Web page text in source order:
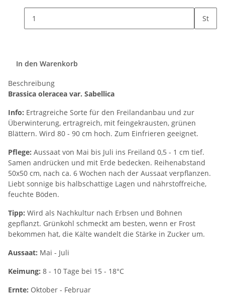
St
In den Warenkorb
Beschreibung
Brassica oleracea var. Sabellica
Info: Ertragreiche Sorte für den Freilandanbau und zur
Überwinterung, ertragreich, mit feingekrausten, grünen
Blättern. Wird 80 - 90 cm hoch. Zum Einfrieren geeignet.
Pflege: Aussaat von Mai bis Juli ins Freiland 0,5 - 1 cm tief.
Samen andrücken und mit Erde bedecken. Reihenabstand
50x50 cm, nach ca. 6 Wochen nach der Aussaat verpflanzen.
Liebt sonnige bis halbschattige Lagen und nährstoffreiche,
feuchte Böden.
Tipp: Wird als Nachkultur nach Erbsen und Bohnen
gepflanzt. Grünkohl schmeckt am besten, wenn er Frost
bekommen hat, die Kälte wandelt die Stärke in Zucker um.
Aussaat: Mai - Juli
Keimung: 8 - 10 Tage bei 15 - 18°C
Ernte: Oktober - Februar